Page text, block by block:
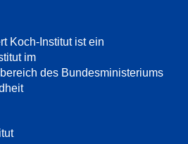
Koch-Institut ist ein
im
des Bundesministeriums